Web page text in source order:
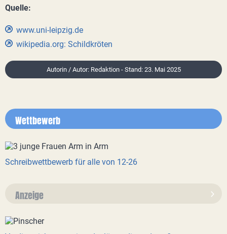
Quelle:
www.uni-leipzig.de
wikipedia.org: Schildkröten
Autorin / Autor: Redaktion - Stand: 23. Mai 2025
Wettbewerb
Schreibwettbewerb für alle von 12-26
Anzeige